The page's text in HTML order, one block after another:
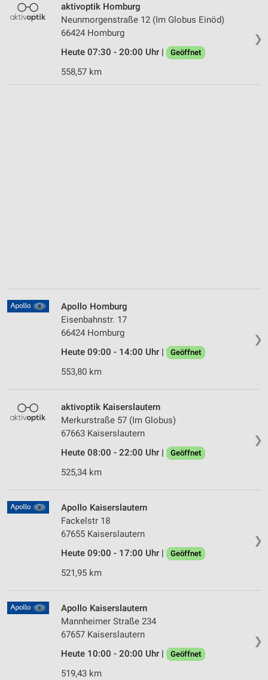
❯
aktivoptik Homburg
Neunmorgenstraße 12 (Im Globus Einöd)
66424 Homburg
Heute 07:30 - 20:00 Uhr |
Geöffnet
558,57 km
❯
Apollo Homburg
Eisenbahnstr. 17
66424 Homburg
Heute 09:00 - 14:00 Uhr |
Geöffnet
553,80 km
❯
aktivoptik Kaiserslautern
Merkurstraße 57 (Im Globus)
67663 Kaiserslautern
Heute 08:00 - 22:00 Uhr |
Geöffnet
525,34 km
❯
Apollo Kaiserslautern
Fackelstr 18
67655 Kaiserslautern
Heute 09:00 - 17:00 Uhr |
Geöffnet
521,95 km
❯
Apollo Kaiserslautern
Mannheimer Straße 234
67657 Kaiserslautern
Heute 10:00 - 20:00 Uhr |
Geöffnet
519,43 km